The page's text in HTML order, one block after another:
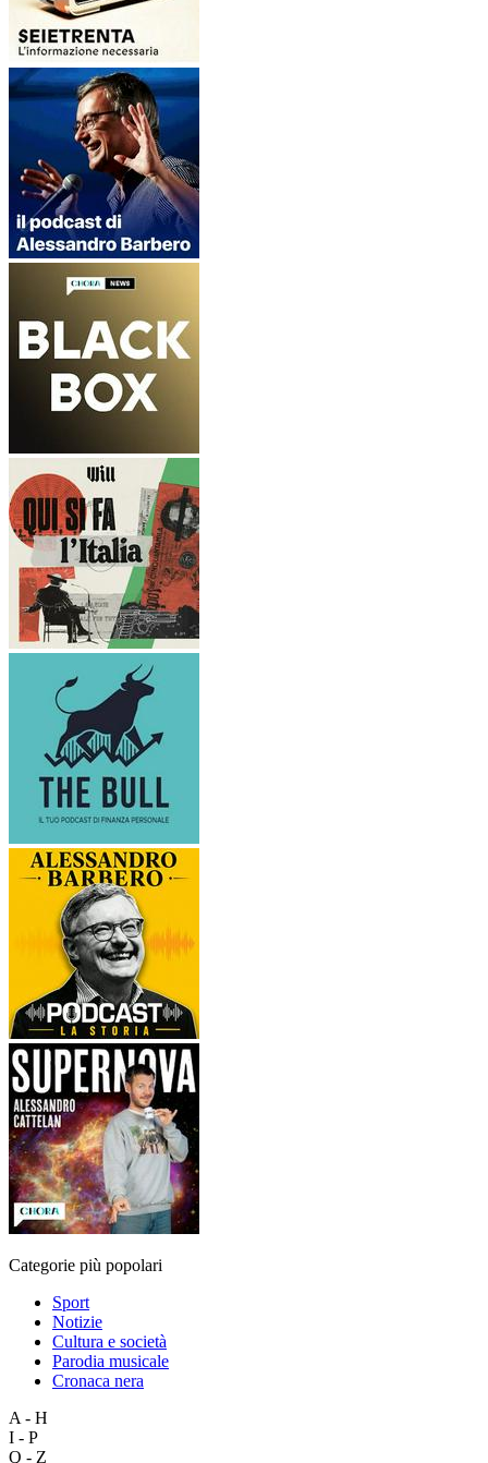
Categorie più popolari
Sport
Notizie
Cultura e società
Parodia musicale
Cronaca nera
A - H
I - P
Q - Z